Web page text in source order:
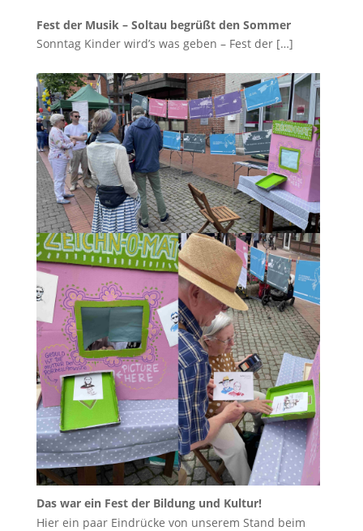
Fest der Musik – Soltau begrüßt den Sommer
Sonntag Kinder wird’s was geben – Fest der […]
Das war ein Fest der Bildung und Kultur!
Hier ein paar Eindrücke von unserem Stand beim